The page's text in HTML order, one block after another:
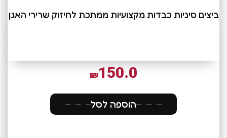
ביצים סיניות כבדות מקצועיות ממתכת לחיזוק שרירי האגן
₪150.0
הוספה לסל